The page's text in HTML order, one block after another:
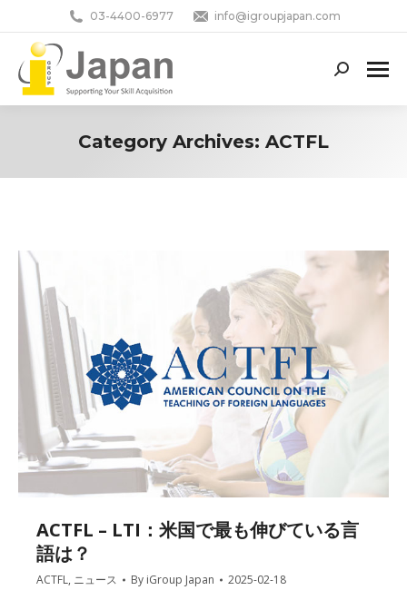
03-4400-6977 info@igroupjapan.com
Search:
Category Archives: ACTFL
ACTFL – LTI：米国で最も伸びている言
語は？
ACTFL, ニュース By iGroup Japan 2025-02-18